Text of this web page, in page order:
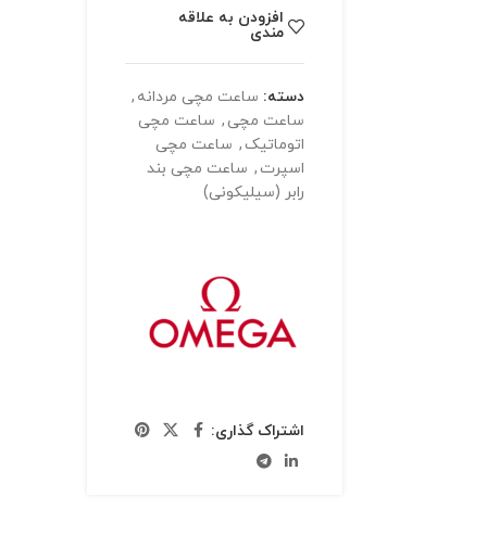
افزودن به علاقه
مندی
دسته: ساعت مچی مردانه ,
ساعت مچی , ساعت مچی
اتوماتیک , ساعت مچی
اسپرت , ساعت مچی بند
رابر (سیلیکونی)
اشتراک گذاری: